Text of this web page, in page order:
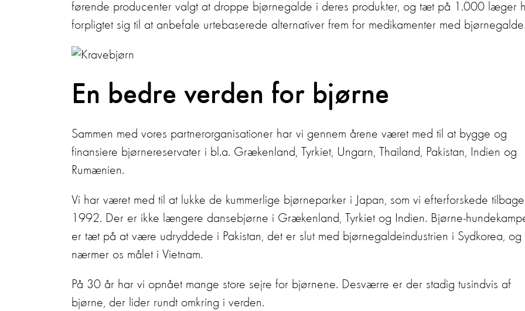
førende producenter valgt at droppe bjørnegalde i deres produkter, og tæt på 1.000 læger
forpligtet sig til at anbefale urtebaserede alternativer frem for medikamenter med
En bedre verden for bjørne
Sammen med vores partnerorganisationer har vi gennem årene været med til at bygge og
finansiere bjørnereservater i bl.a. Grækenland, Tyrkiet, Ungarn, Thailand, Pakistan, Indien og
Rumænien.
Vi har været med til at lukke de kummerlige bjørneparker i Japan, som vi efterforskede
1992. Der er ikke længere dansebjørne i Grækenland, Tyrkiet og Indien. Bjørne-
er tæt på at være udryddede i Pakistan, det er slut med bjørnegaldeindustrien i Sydkorea, og
nærmer os målet i Vietnam.
På 30 år har vi opnået mange store sejre for bjørnene. Desværre er der stadig tusindvis af
bjørne, der lider rundt omkring i verden.